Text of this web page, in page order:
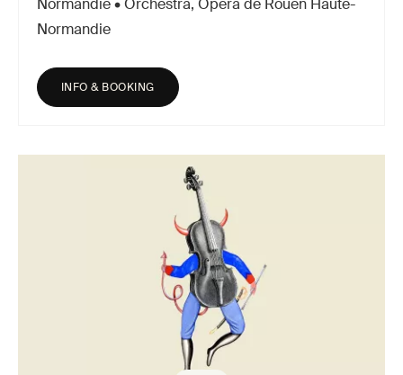
Normandie • Orchestra, Opéra de Rouen Haute-
Normandie
INFO & BOOKING